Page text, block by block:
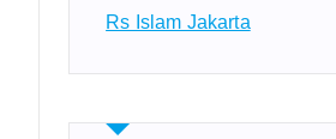
Rs Islam Jakarta